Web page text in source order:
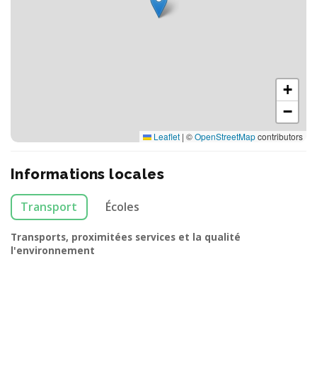
+
−
Leaflet | ©OpenStreetMapcontributors
Informations locales
Transport Écoles
Transports, proximitées services et la qualité
l'environnement